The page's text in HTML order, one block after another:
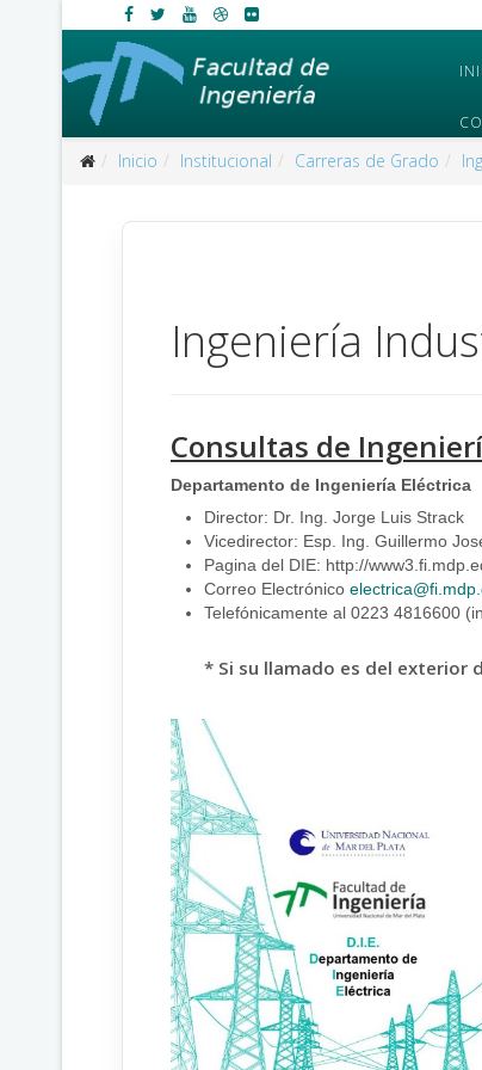
Inicio Institucional Carreras de Grado
Ingeniería
Consultas de
Departamento de Ingeniería Eléctrica
Director: Dr. Ing. Jorge Luis Strack
Vicedirector: Esp. Ing. Guillermo
Pagina del DIE: http://
Correo Electrónico
Telefónicamente al 0223 4816600
* Si su llamado es del exterior